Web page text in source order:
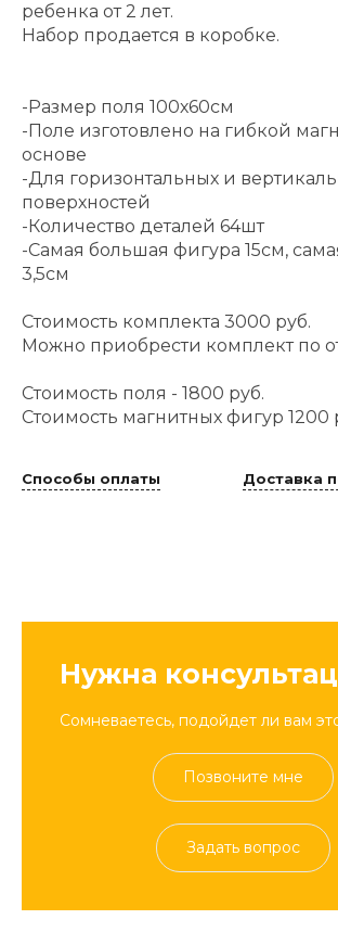
ребенка от 2 лет.
Набор продается в коробке.
-Размер поля 100х60см
-Поле изготовлено на гибкой
основе
-Для горизонтальных и
поверхностей
-Количество деталей 64шт
-Самая большая фигура 15см,
3,5см
Стоимость комплекта 3000 руб.
Можно приобрести комплект по
Стоимость поля - 1800 руб.
Стоимость магнитных фигур 1200
Способы оплаты Доставка
Нужна
Сомневаетесь, подойдет ли вам
Позвоните мне
Задать вопрос